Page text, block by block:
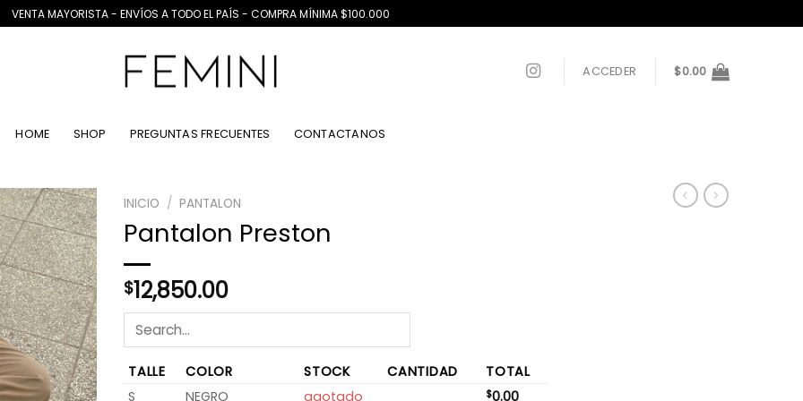
VENTA MAYORISTA - ENVÍOS A TODO EL PAÍS - COMPRA MÍNIMA $100.000
ACCEDER $0.00
HOME SHOP PREGUNTAS FRECUENTES CONTACTANOS
INICIO / PANTALON
Pantalon Preston
$12,850.00
TALLE COLOR STOCK CANTIDAD
TOTAL
S
NEGRO agotado $0.00